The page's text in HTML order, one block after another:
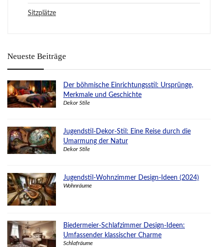
Sitzplätze
Neueste Beiträge
Der böhmische Einrichtungsstil: Ursprünge,
Merkmale und Geschichte
Dekor Stile
Jugendstil-Dekor-Stil: Eine Reise durch die
Umarmung der Natur
Dekor Stile
Jugendstil-Wohnzimmer Design-Ideen (2024)
Wohnräume
Biedermeier-Schlafzimmer Design-Ideen:
Umfassender klassischer Charme
Schlafräume